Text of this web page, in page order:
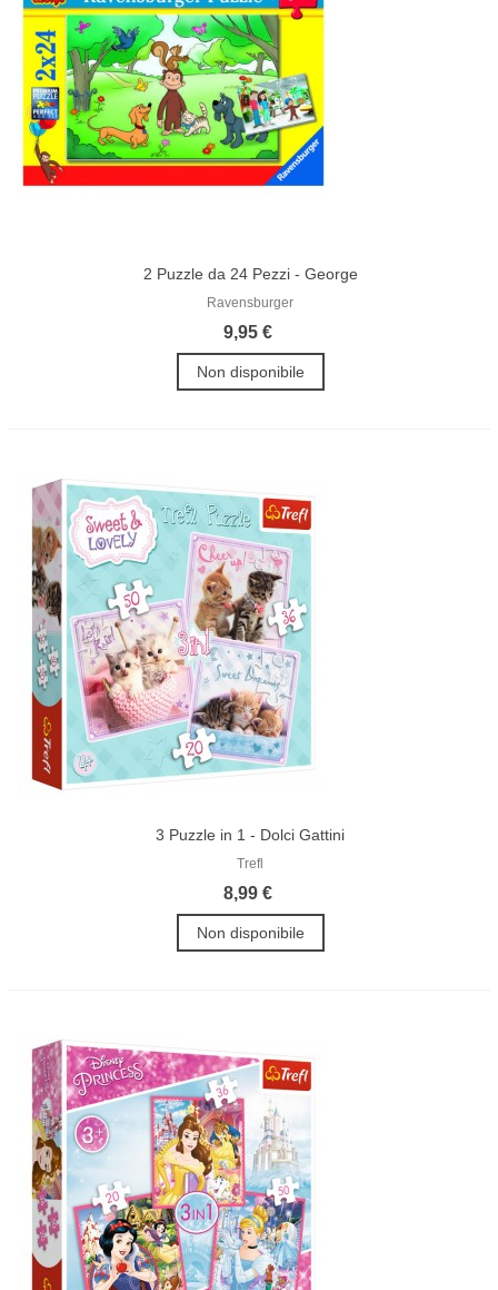
2 Puzzle da 24 Pezzi - George
Ravensburger
9,95 €
Non disponibile
3 Puzzle in 1 - Dolci Gattini
Trefl
8,99 €
Non disponibile